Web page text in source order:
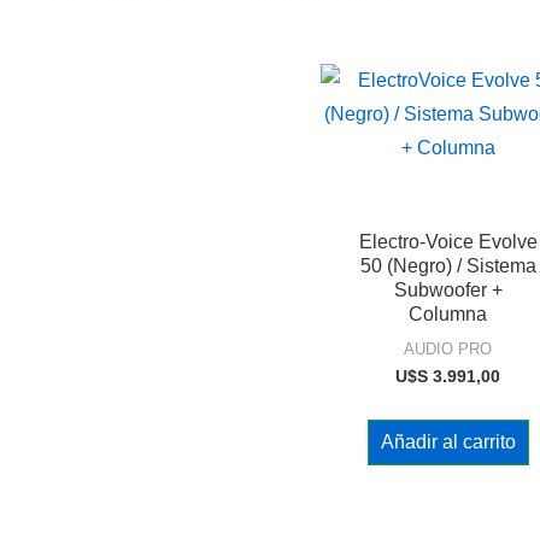
Electro-Voice Evolve
50 (Negro) / Sistema
Subwoofer +
Columna
AUDIO PRO
U$S 3.991,00
Añadir al carrito